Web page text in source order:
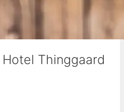
Thinggaard